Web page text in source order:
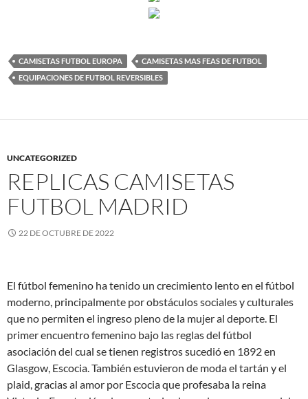
CAMISETAS FUTBOL EUROPA
CAMISETAS MAS FEAS DE FUTBOL
EQUIPACIONES DE FUTBOL REVERSIBLES
UNCATEGORIZED
REPLICAS CAMISETAS
FUTBOL MADRID
22 DE OCTUBRE DE 2022
El fútbol femenino ha tenido un crecimiento lento en el fútbol
moderno, principalmente por obstáculos sociales y culturales
que no permiten el ingreso pleno de la mujer al deporte. El
primer encuentro femenino bajo las reglas del fútbol
asociación del cual se tienen registros sucedió en 1892 en
Glasgow, Escocia. También estuvieron de moda el tartán y el
plaid, gracias al amor por Escocia que profesaba la reina